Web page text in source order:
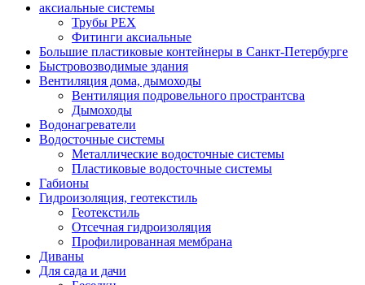
аксиальные системы
Трубы PEX
Фитинги аксиальные
Большие пластиковые контейнеры в Санкт-Петербурге
Быстровозводимые здания
Вентиляция дома, дымоходы
Вентиляция подровельного пространтсва
Дымоходы
Водонагреватели
Водосточные системы
Металлические водосточные системы
Пластиковые водосточные системы
Габионы
Гидроизоляция, геотекстиль
Геотекстиль
Отсечная гидроизоляция
Профилированная мембрана
Диваны
Для сада и дачи